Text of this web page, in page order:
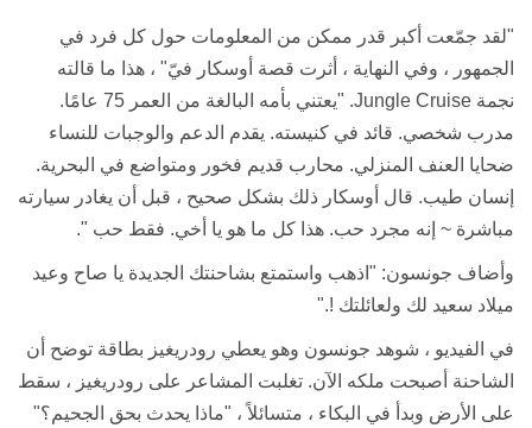
"لقد جمّعت أكبر قدر ممكن من المعلومات حول كل فرد في
الجمهور ، وفي النهاية ، أثرت قصة أوسكار فيّ" ، هذا ما قالته
نجمة Jungle Cruise
. "يعتني بأمه البالغة من العمر 75 عامًا.
مدرب شخصي. قائد في كنيسته. يقدم الدعم والوجبات للنساء
ضحايا العنف المنزلي. محارب قديم فخور ومتواضع في البحرية.
إنسان طيب. قال أوسكار ذلك بشكل صحيح ، قبل أن يغادر سيارته
مباشرة ~ إنه مجرد حب. هذا كل ما هو يا أخي. فقط حب ".
وأضاف جونسون: "اذهب واستمتع بشاحنتك الجديدة يا صاح وعيد
ميلاد سعيد لك ولعائلتك !."
في الفيديو ، شوهد جونسون وهو يعطي رودريغيز بطاقة توضح أن
الشاحنة أصبحت ملكه الآن. تغلبت المشاعر على رودريغيز ، سقط
على الأرض وبدأ في البكاء ، متسائلاً ، "ماذا يحدث بحق الجحيم؟"